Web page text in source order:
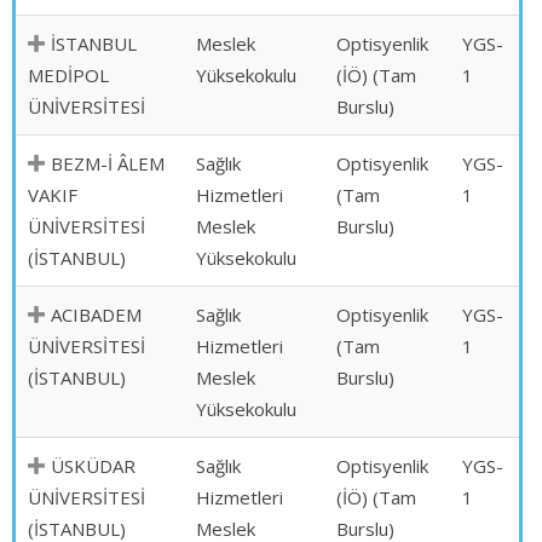
İSTANBUL
MEDİPOL
ÜNİVERSİTESİ
Meslek
Yüksekokulu
Optisyenlik
(İÖ) (Tam
Burslu)
YGS-
1
BEZM-İ ÂLEM
VAKIF
ÜNİVERSİTESİ
(İSTANBUL)
Sağlık
Hizmetleri
Meslek
Yüksekokulu
Optisyenlik
(Tam
Burslu)
YGS-
1
ACIBADEM
ÜNİVERSİTESİ
(İSTANBUL)
Sağlık
Hizmetleri
Meslek
Yüksekokulu
Optisyenlik
(Tam
Burslu)
YGS-
1
ÜSKÜDAR
ÜNİVERSİTESİ
(İSTANBUL)
Sağlık
Hizmetleri
Meslek
Optisyenlik
(İÖ) (Tam
Burslu)
YGS-
1